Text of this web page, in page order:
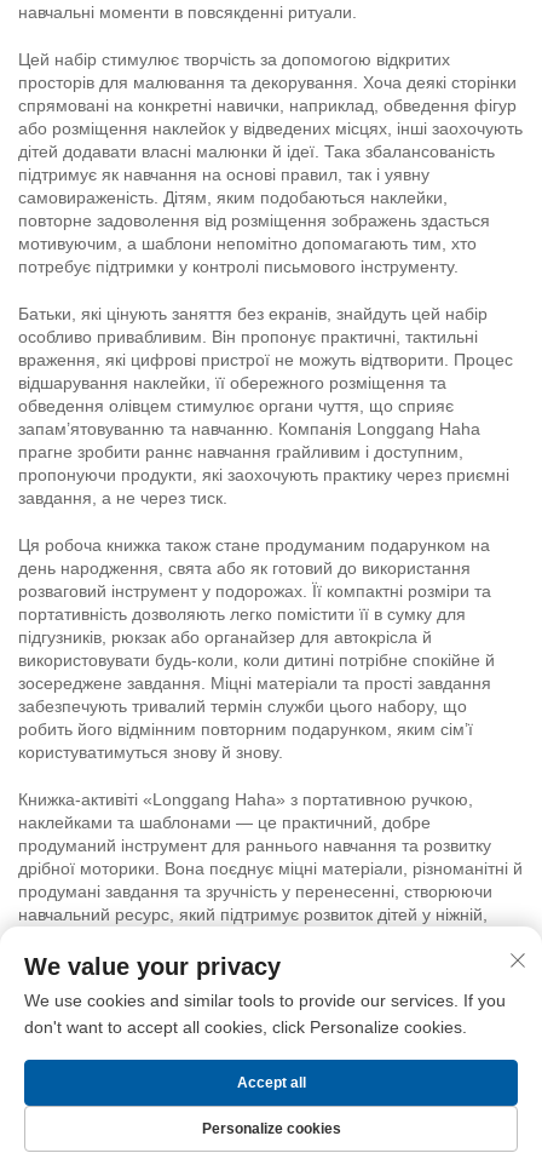
навчальні моменти в повсякденні ритуали.
Цей набір стимулює творчість за допомогою відкритих
просторів для малювання та декорування. Хоча деякі сторінки
спрямовані на конкретні навички, наприклад, обведення фігур
або розміщення наклейок у відведених місцях, інші заохочують
дітей додавати власні малюнки й ідеї. Така збалансованість
підтримує як навчання на основі правил, так і уявну
самовираженість. Дітям, яким подобаються наклейки,
повторне задоволення від розміщення зображень здасться
мотивуючим, а шаблони непомітно допомагають тим, хто
потребує підтримки у контролі письмового інструменту.
Батьки, які цінують заняття без екранів, знайдуть цей набір
особливо привабливим. Він пропонує практичні, тактильні
враження, які цифрові пристрої не можуть відтворити. Процес
відшарування наклейки, її обережного розміщення та
обведення олівцем стимулює органи чуття, що сприяє
запам’ятовуванню та навчанню. Компанія Longgang Haha
прагне зробити раннє навчання грайливим і доступним,
пропонуючи продукти, які заохочують практику через приємні
завдання, а не через тиск.
Ця робоча книжка також стане продуманим подарунком на
день народження, свята або як готовий до використання
розваговий інструмент у подорожах. Її компактні розміри та
портативність дозволяють легко помістити її в сумку для
підгузників, рюкзак або органайзер для автокрісла й
використовувати будь-коли, коли дитині потрібне спокійне й
зосереджене завдання. Міцні матеріали та прості завдання
забезпечують тривалий термін служби цього набору, що
робить його відмінним повторним подарунком, яким сім’ї
користуватимуться знову й знову.
Книжка-активіті «Longgang Haha» з портативною ручкою,
наклейками та шаблонами — це практичний, добре
продуманий інструмент для раннього навчання та розвитку
дрібної моторики. Вона поєднує міцні матеріали, різноманітні й
продумані завдання та зручність у перенесенні, створюючи
навчальний ресурс, який підтримує розвиток дітей у ніжній,
закладати базові навички, одночасно забезпечуючи дітям
приємне включення у процес навчання та почуття гордості за
досягнуті успіхи
ПОВ’ЯЗАНІ ТОВАРИ
We value your privacy
We use cookies and similar tools to provide our services. If you
don't want to accept all cookies, click Personalize cookies.
Personalize cookies
Accept all